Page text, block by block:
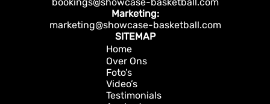
bookings@showcase-basketball.com
Marketing:
marketing@showcase-basketball.com
SITEMAP
Home
Over Ons
Foto’s
Video’s
Testimonials